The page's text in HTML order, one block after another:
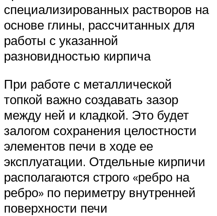
специализированных растворов на
основе глины, рассчитанных для
работы с указанной
разновидностью кирпича
При работе с металлической
топкой важно создавать зазор
между ней и кладкой. Это будет
залогом сохранения целостности
элементов печи в ходе ее
эксплуатации. Отдельные кирпичи
располагаются строго «ребро на
ребро» по периметру внутренней
поверхности печи